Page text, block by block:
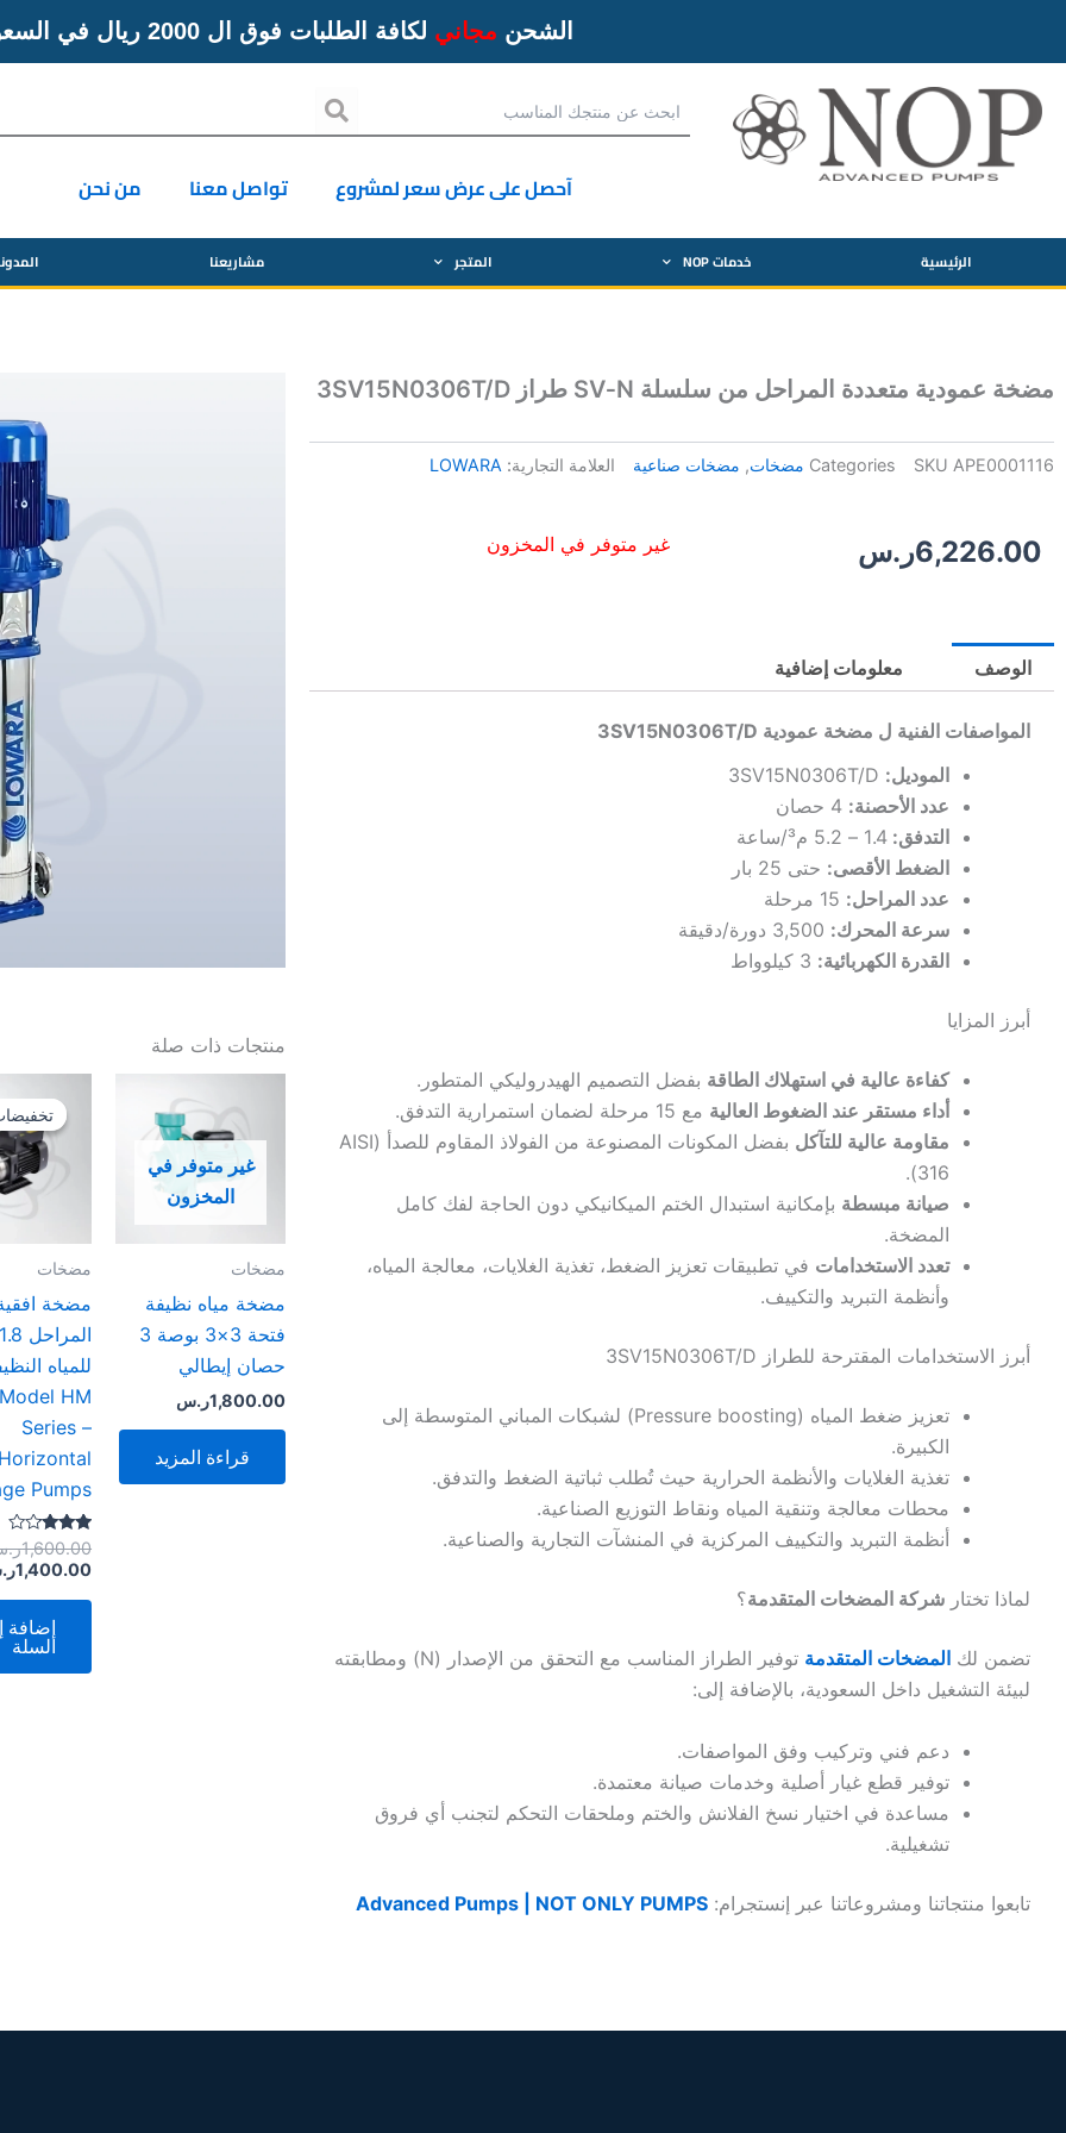
الشحن مجاني لكافة الطلبات فوق ال 2000 ريال في السعودية
Search
آحصل على عرض سعر لمشروع تواصل معنا من نحن
الرئيسية خدمات NOP المتجر مشاريعنا
مضخة عمودية متعددة المراحل من سلسلة SV‑N طراز 3SV15N0306T/D
SKU APE0001116
Categories مضخات, مضخات صناعية العلامة التجارية: LOWARA
6,226.00ر.س غير متوفر في المخزون
الوصف معلومات إضافية
المواصفات الفنية ل مضخة عمودية 3SV15N0306T/D
الموديل:
عدد الأحصنة:
التدفق: 1.4 – 5.2 م³/ساعة
الضغط الأقصى: حتى 25 بار
عدد المراحل:
سرعة المحرك:
القدرة الكهربائية:
أبرز المزايا
كفاءة عالية في استهلاك الطاقة بفضل التصميم الهيدروليكي المتطور.
أداء مستقر عند الضغوط العالية مع 15 مرحلة لضمان استمرارية التدفق.
مقاومة عالية للتآكل
بفضل المكونات المصنوعة من الفولاذ المقاوم للصدأ (AISI
316).
صيانة مبسطة بإمكانية استبدال الختم الميكانيكي دون الحاجة لفك كامل
المضخة.
تعدد الاستخدامات في تطبيقات تعزيز الضغط، تغذية الغلايات، معالجة المياه،
وأنظمة التبريد والتكييف.
أبرز الاستخدامات المقترحة للطراز 3SV15N0306T/D
تعزيز ضغط المياه (Pressure boosting) لشبكات المباني المتوسطة إلى
الكبيرة.
تغذية الغلايات والأنظمة الحرارية حيث تُطلب ثباتية الضغط والتدفق.
محطات معالجة وتنقية المياه ونقاط التوزيع الصناعية.
أنظمة التبريد والتكييف المركزية في المنشآت التجارية والصناعية.
لماذا تختار شركة المضخات المتقدمة؟
تضمن لك المضخات المتقدمة
توفير الطراز المناسب مع التحقق من الإصدار (N) ومطابقته
لبيئة التشغيل داخل السعودية، بالإضافة إلى:
دعم فني وتركيب وفق المواصفات.
توفير قطع غيار أصلية وخدمات صيانة معتمدة.
مساعدة في اختيار نسخ الفلانش والختم وملحقات التحكم لتجنب أي فروق
تشغيلية.
تابعوا منتجاتنا ومشروعاتنا عبر إنستجرام: Advanced Pumps | NOT ONLY PUMPS
منتجات ذات صلة
غير متوفر في
المخزون
مضخات
مضخة مياه نظيفة
فتحة 3×3 بوصة 3
حصان إيطالي
1,800.00ر.س
قراءة المزيد
مضخات
مضخة
للمياه
HM
Series –
Pumps
تم
التقييم
3.00
1,600.00
1,400.00
إضافة
السلة